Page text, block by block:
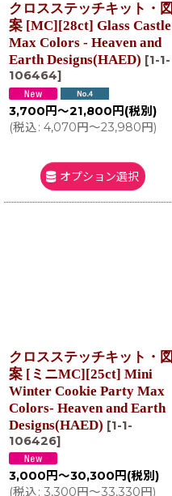
クロスステッチキット・図
案 [MC][28ct] Glass Castle
Max Colors - Heaven and
Earth Designs(HAED) [1-1-
106464]
3,700 円～21,800 円 (税別)
(税込: 4,070円～23,980円)
オプション選択
クロスステッチキット・図
案 [ミニMC][25ct] Mini
Winter Cookie Party Max
Colors- Heaven and Earth
Designs(HAED) [1-1-
106426]
3,000 円～30,300 円 (税別)
(税込: 3,300円～33,330円)